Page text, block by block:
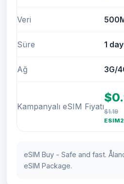
Veri
Süre 1
Ağ 3G/
Kampanyalı eSIM Fiyatı
$1.19
eSIM Buy - Safe and fast.
eSIM Package.